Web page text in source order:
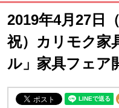
ここからサイト内共通メニ
サイト内共通メニューをス
サイト内共通メニューここ
2019年4月27日
祝）カリモク家
ル」家具フェア